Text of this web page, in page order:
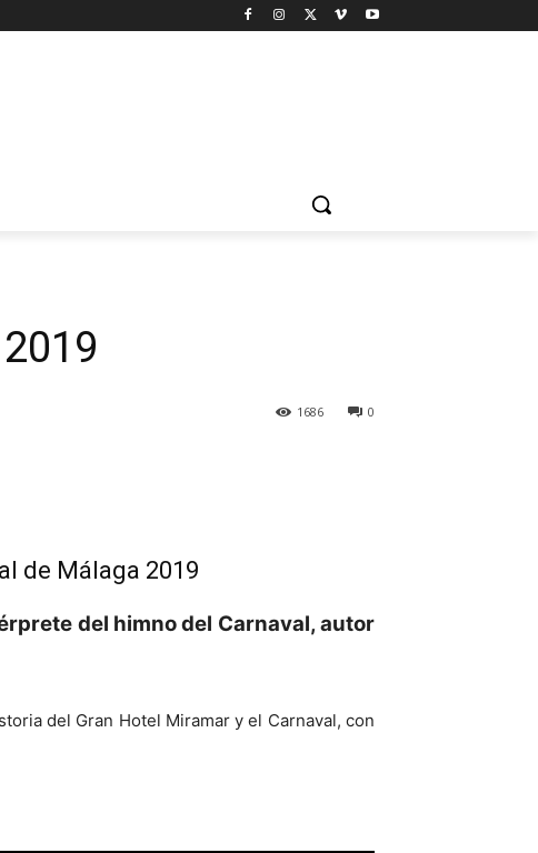
0
1686
de Málaga 2019
del himno del Carnaval, autor
del Gran Hotel Miramar y el Carnaval, con